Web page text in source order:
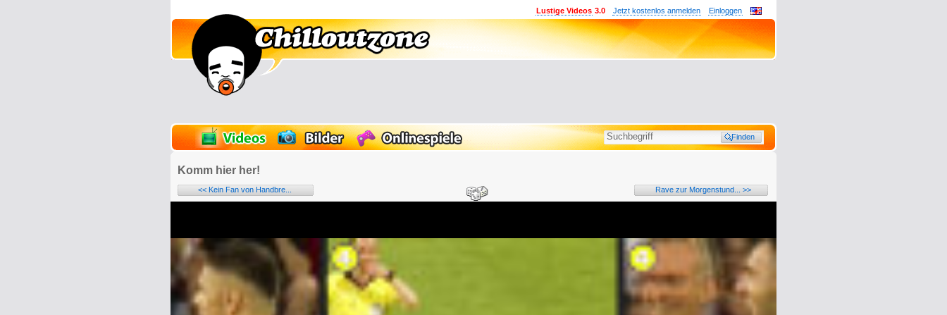
Einloggen
Jetzt kostenlos anmelden
Lustige Videos 3.0
Komm hier her!
<< Kein Fan von Handbre... Rave zur Morgenstund... >>